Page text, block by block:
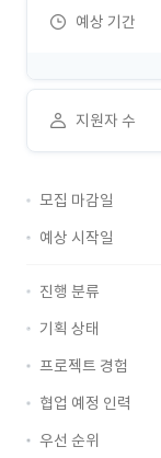
예상 기간
지원자 수
모집 마감일
예상 시작일
진행 분류
기획 상태
프로젝트 경험
협업 예정 인력
우선 순위